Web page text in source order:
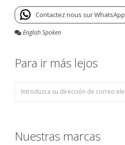
Contactez nous sur WhatsApp
English Spoken
Para ir más lejos
Nuestras marcas